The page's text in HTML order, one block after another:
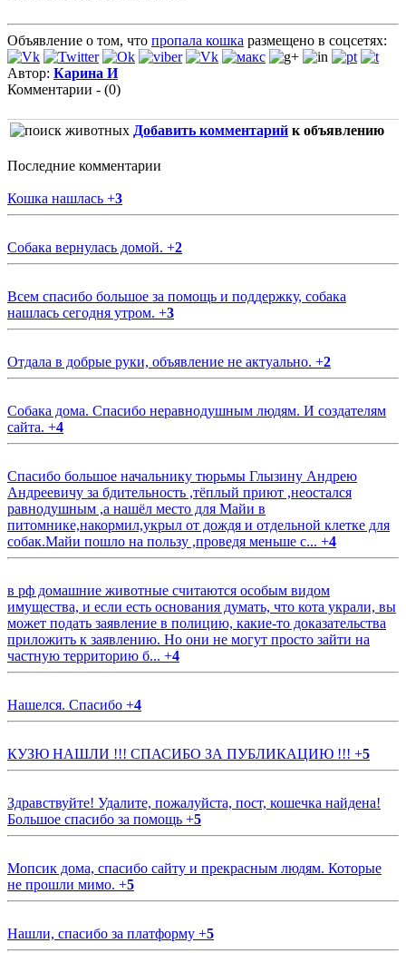
Объявление о том, что пропала кошка размещено в соцсетях:
Автор: Карина И
Комментарии - (0)
Добавить комментарий к объявлению
Последние комментарии
Кошка нашлась +3
Собака вернулась домой. +2
Всем спасибо большое за помощь и поддержку, собака
нашлась сегодня утром. +3
Отдала в добрые руки, объявление не актуально. +2
Собака дома. Спасибо неравнодушным людям. И создателям
сайта. +4
Спасибо большое начальнику тюрьмы Глызину Андрею
Андреевичу за бдительность ,тёплый приют ,неостался
равнодушным ,а нашёл место для Майи в
питомнике,накормил,укрыл от дождя и отдельной клетке для
собак.Майи пошло на пользу ,проведя меньше с... +4
в рф домашние животные считаются особым видом
имущества, и если есть основания думать, что кота украли, вы
может подать заявление в полицию, какие-то доказательства
приложить к заявлению. Но они не могут просто зайти на
частную территорию б... +4
Нашелся. Спасибо +4
КУЗЮ НАШЛИ !!! СПАСИБО ЗА ПУБЛИКАЦИЮ !!! +5
Здравствуйте! Удалите, пожалуйста, пост, кошечка найдена!
Большое спасибо за помощь +5
Мопсик дома, спасибо сайту и прекрасным людям. Которые
не прошли мимо. +5
Нашли, спасибо за платформу +5